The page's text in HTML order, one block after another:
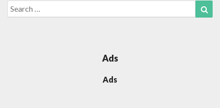
Search
for:
Ads
Ads